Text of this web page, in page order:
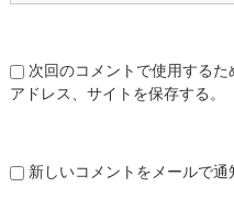
次回のコメントで使用する
アドレス、サイトを保存する。
新しいコメントをメールで通